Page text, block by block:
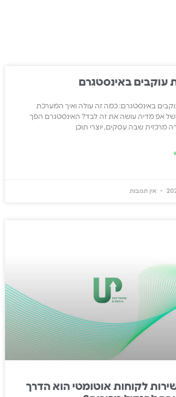
עוקבים באינסטגרם
באינסטגרם: כמה זה עולה ואיך המערכת
אפ מדיה עושה את זה לבד? האינסטגרם הפך
מרכזית שבה עסקים, יוצרי תוכן
אין תגובות
לקוחות אוטומטי הוא הדרך